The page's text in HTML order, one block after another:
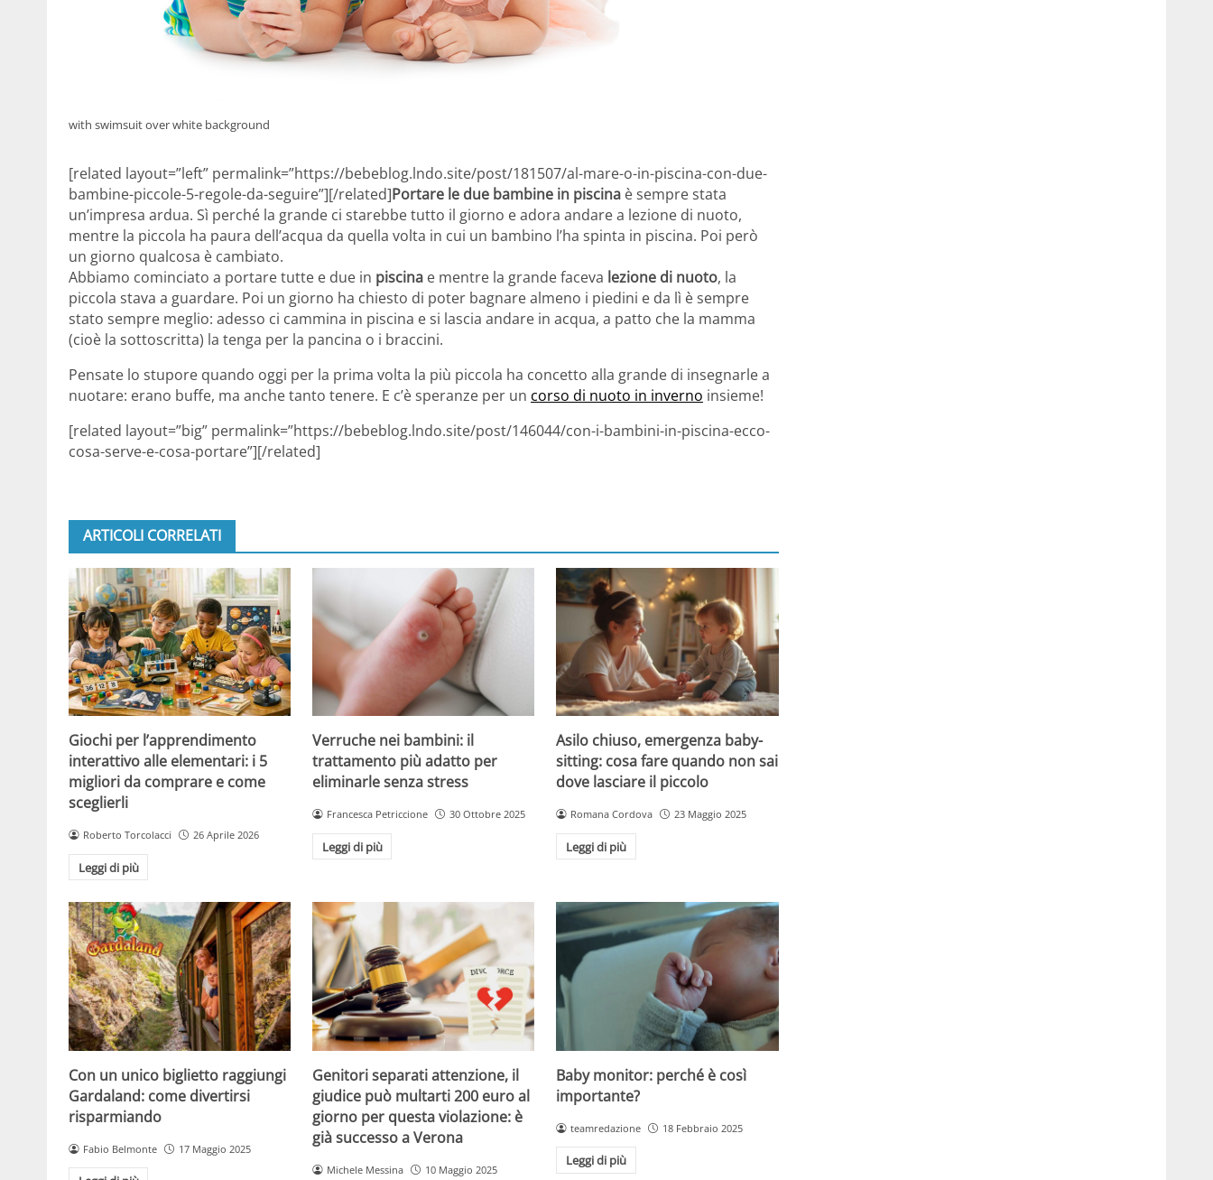
with swimsuit over white background
[related layout=”left” permalink=”https://bebeblog.lndo.site/post/181507/al-mare-o-in-piscina-con-due-
bambine-piccole-5-regole-da-seguire”][/related]Portare le due bambine in piscina è sempre stata
un’impresa ardua. Sì perché la grande ci starebbe tutto il giorno e adora andare a lezione di nuoto,
mentre la piccola ha paura dell’acqua da quella volta in cui un bambino l’ha spinta in piscina. Poi però
un giorno qualcosa è cambiato.
Abbiamo cominciato a portare tutte e due in piscina e mentre la grande faceva lezione di nuoto, la
piccola stava a guardare. Poi un giorno ha chiesto di poter bagnare almeno i piedini e da lì è sempre
stato sempre meglio: adesso ci cammina in piscina e si lascia andare in acqua, a patto che la mamma
(cioè la sottoscritta) la tenga per la pancina o i braccini.
Pensate lo stupore quando oggi per la prima volta la più piccola ha concetto alla grande di insegnarle a
nuotare: erano buffe, ma anche tanto tenere. E c’è speranze per un corso di nuoto in inverno insieme!
[related layout=”big” permalink=”https://bebeblog.lndo.site/post/146044/con-i-bambini-in-piscina-ecco-
cosa-serve-e-cosa-portare”][/related]
ARTICOLI CORRELATI
Giochi per l’apprendimento
interattivo alle elementari: i 5
migliori da comprare e come
sceglierli
Roberto Torcolacci 26 Aprile 2026
Leggi di più
Verruche nei bambini: il
trattamento più adatto per
eliminarle senza stress
Francesca Petriccione 30 Ottobre 2025
Leggi di più
Asilo chiuso, emergenza baby-
sitting: cosa fare quando non sai
dove lasciare il piccolo
Romana Cordova 23 Maggio 2025
Leggi di più
Con un unico biglietto raggiungi
Gardaland: come divertirsi
risparmiando
Fabio Belmonte 17 Maggio 2025
Genitori separati attenzione, il
giudice può multarti 200 euro al
giorno per questa violazione: è
già successo a Verona
Michele Messina 10 Maggio 2025
Baby monitor: perché è così
importante?
teamredazione 18 Febbraio 2025
Leggi di più